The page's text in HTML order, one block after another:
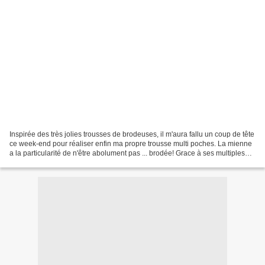
Inspirée des très jolies trousses de brodeuses, il m'aura fallu un coup de tête
ce week-end pour réaliser enfin ma propre trousse multi poches. La mienne
a la particularité de n'être abolument pas ... brodée! Grace à ses multiples